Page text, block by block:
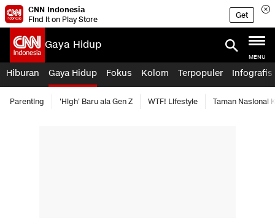
CNN Indonesia
Find it on Play Store
Get
Gaya Hidup
MENU
Hiburan Gaya Hidup Fokus Kolom Terpopuler Infografis
Parenting 'High' Baru ala Gen Z WTF! Lifestyle Taman Nasional